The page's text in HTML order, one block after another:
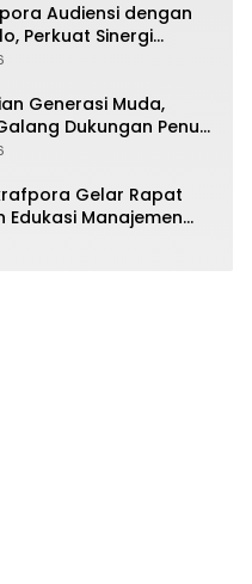
Audiensi dengan
Perkuat Sinergi
Karnaval Karawo
Generasi Muda,
Dukungan Penuh
Gelar Rapat
Edukasi Manajemen